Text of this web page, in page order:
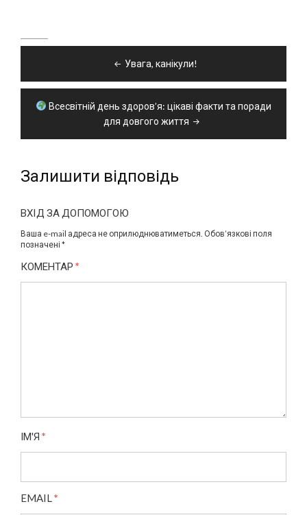
Увага, канікули!
Всесвітній день здоров’я: цікаві факти та поради
для довгого життя
Залишити відповідь
ВХIД ЗА ДОПОМОГОЮ
Ваша e-mail адреса не оприлюднюватиметься. Обов’язкові поля
позначені *
КОМЕНТАР *
ІМ'Я *
EMAIL*